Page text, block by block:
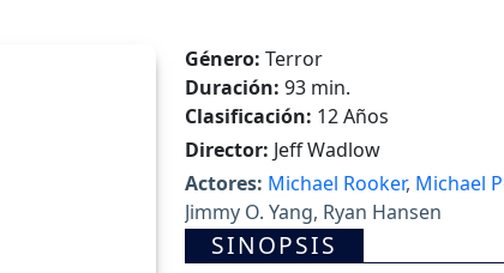
Género: Terror
Duración: 93 min.
Clasificación: 12 Años
Director: Jeff Wadlow
Actores: Michael Rooker, Michael
Jimmy O. Yang, Ryan Hansen
SINOPSIS